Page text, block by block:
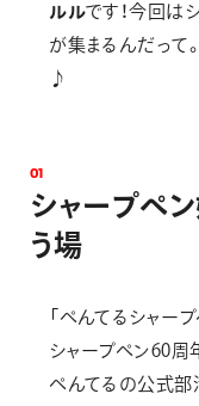
ルルです！今回は
が集まるんだって
♪
01
シャープペン
う場
「ぺんてるシャー
シャープペン60周
ぺんてるの公式部